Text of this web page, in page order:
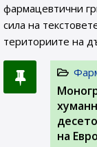
фармацевтични
сила на
териториите на
на